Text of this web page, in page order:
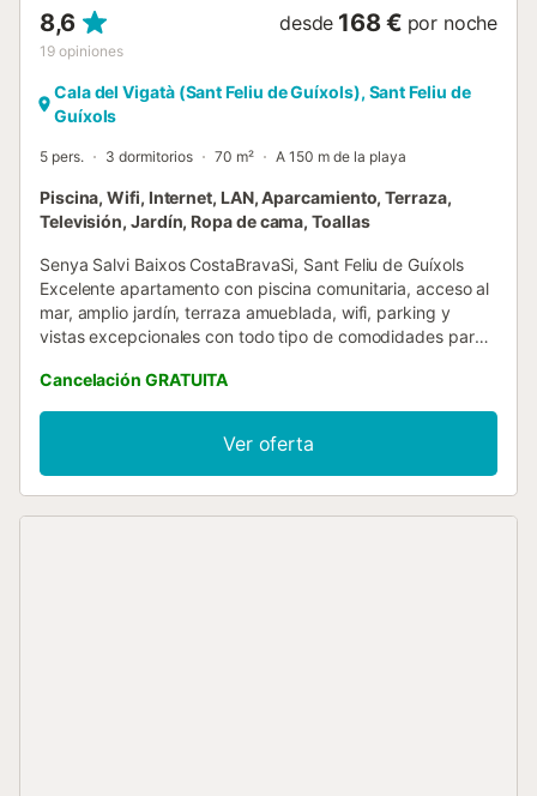
8,6
19 opiniones
desde 168 € por noche
Cala del Vigatà (Sant Feliu de Guíxols), Sant Feliu de
Guíxols
5 pers. 3 dormitorios 70 m² A 150 m de la playa
Piscina, Wifi, Internet, LAN, Aparcamiento, Terraza,
Televisión, Jardín, Ropa de cama, Toallas
Senya Salvi Baixos CostaBravaSi, Sant Feliu de Guíxols
Excelente apartamento con piscina comunitaria, acceso al
mar, amplio jardín, terraza amueblada, wifi, parking y
vistas excepcionales con todo tipo de comodidades para
Brava. El alojamiento está situado en un entorno idílico de
fácil acceso a las principales calas y playas de la zona. En
el interior encontramos un comedor sala de estar, una
cocina equipada, 3 habitaciones (dos con cama de
matrimonio, 1 habitación con cama individual) 1 baño con
Cancelación GRATUITA
Ver oferta